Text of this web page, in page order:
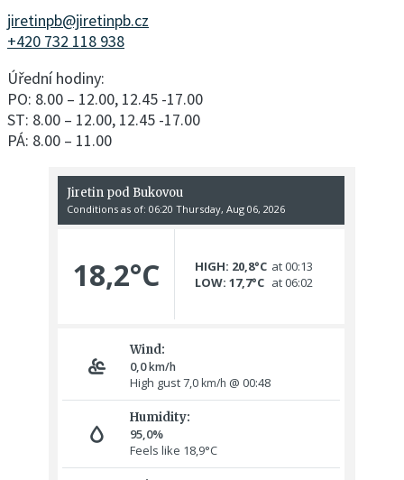
jiretinpb@jiretinpb.cz
+420 732 118 938
Úřední hodiny:
PO: 8.00 – 12.00, 12.45 -17.00
ST: 8.00 – 12.00, 12.45 -17.00
PÁ: 8.00 – 11.00